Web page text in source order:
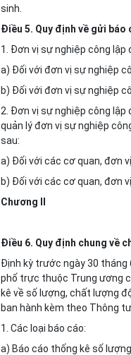
sinh.
Điều 5. Quy định về gửi báo
1. Đơn vị sự nghiệp công lập
a) Đối với đơn vị sự nghiệp
b) Đối với đơn vị sự nghiệp
2. Đơn vị sự nghiệp công lập
quản lý đơn vị sự nghiệp
sau:
a) Đối với các cơ quan, đơn
b) Đối với các cơ quan, đơn
Chương
Điều 6. Quy định chung về
Định kỳ trước ngày 30 tháng
phố trực thuộc Trung ương
kê về số lượng, chất lượng
ban hành kèm theo Thông tư
1. Các loại báo cáo:
a) Báo cáo thống kê số